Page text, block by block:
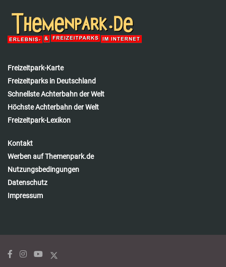
Freizeitpark-Karte
Freizeitparks in Deutschland
Schnellste Achterbahn der Welt
Höchste Achterbahn der Welt
Freizeitpark-Lexikon
Kontakt
Werben auf Themenpark.de
Nutzungsbedingungen
Datenschutz
Impressum